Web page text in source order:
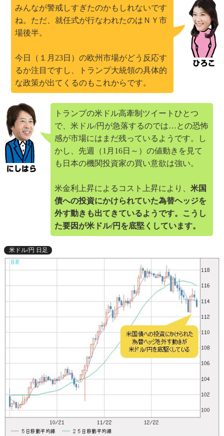
みんなが警戒しすぎたのかもしれないです
ね。ただ、就任式が行なわれたのはＮＹ市
場後半。
今日（１月23日）の欧州市場がどう反応す
るか注目ですし、トランプ大統領の具体的
な政策が出てくるのもこれからです。
トランプの米ドル高牽制ツイートひとつ
で、米ドル/円が急落するのでは…との恐怖
感が市場にはまだ残っているようです。し
かし、先週（1月16日～）の値動きを見て
も日本の機関投資家の買い意欲は強い。
米金利上昇によるコスト上昇により、 米国
債への投資にかけられていた為替ヘッジを
外す動きも出てきているようです。こうし
た要因が米ドル/円を底堅くしています。
米ドル/円 日足